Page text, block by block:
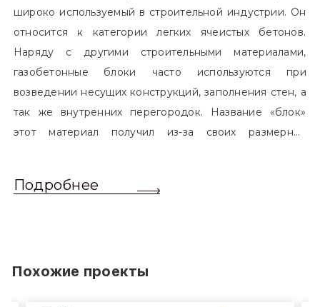
широко используемый в строительной индустрии. Он
относится к категории легких ячеистых бетонов.
Наряду с другими строительными материалами,
газобетонные блоки часто используются при
возведении несущих конструкций, заполнения стен, а
так же внутренних перегородок. Название «блок»
этот материал получил из-за своих размерных
обычный одинарный кирпич. Размер блоков различен
Подробнее
Похожие проекты